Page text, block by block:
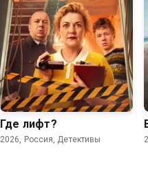
6.8 4.7
Где лифт?
2026, Россия, Детективы